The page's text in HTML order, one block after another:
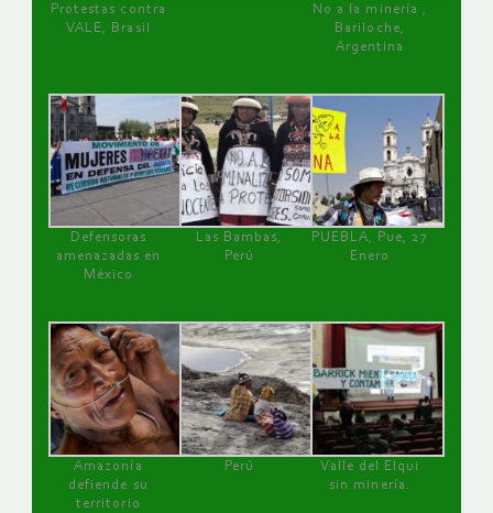
Protestas contra
VALE, Brasil
No a la minería ,
Bariloche,
Argentina
Defensoras
amenazadas en
México
Las Bambas,
Perú
PUEBLA, Pue, 27
Enero
Amazonía
defiende su
territorio
Perú
Valle del Elqui
sin minería.